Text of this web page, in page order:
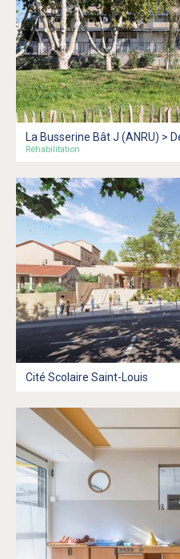
La Busserine Bât J (ANRU) >
Réhabilitation
Cité Scolaire Saint-Louis